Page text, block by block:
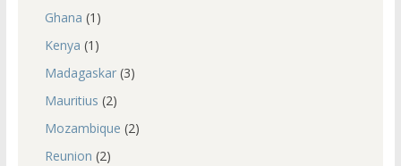
Ghana (1)
Kenya (1)
Madagaskar(3)
Mauritius (2)
Mozambique (2)
Reunion (2)